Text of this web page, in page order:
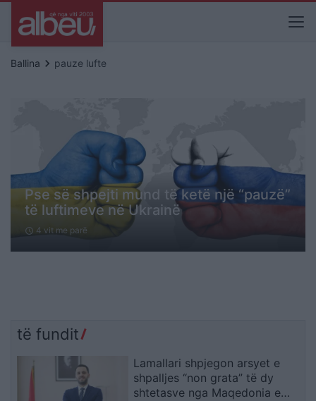
Ballina keyboard_arrow_right pauze lufte
Pse së shpejti mund të ketë një “pauzë”
të luftimeve në Ukrainë
schedule 4 vit me parë
të fundit
Lamallari shpjegon arsyet e
shpalljes “non grata” të dy
shtetasve nga Maqedonia e